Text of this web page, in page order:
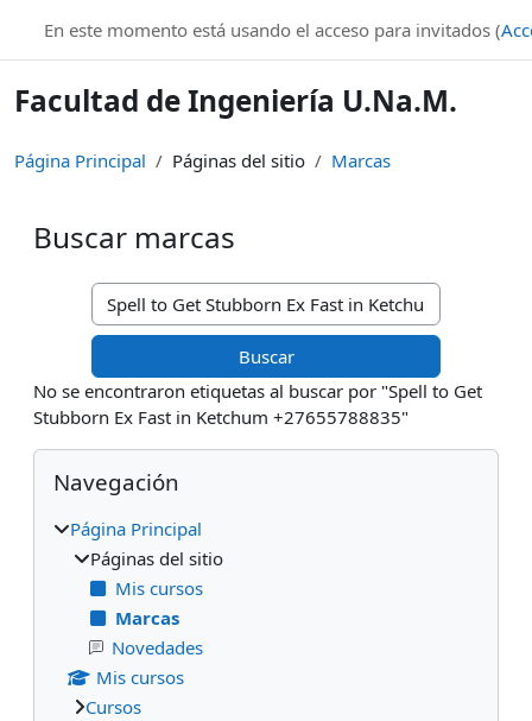
En este momento está usando el acceso para invitados (
Facultad de Ingeniería U.Na.M.
Página Principal Páginas del sitio Marcas
Buscar marcas
Buscar marcas
No se encontraron etiquetas al buscar por "Spell to Get
Stubborn Ex Fast in Ketchum +27655788835"
Bloques
Salta Navegación
Navegación
Página Principal
Páginas del sitio
Mis cursos
Marcas
Novedades
Mis cursos
Cursos